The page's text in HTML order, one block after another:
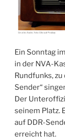
Ein Sonntag
in der NVA-
Rundfunks,
Sender“
Der
seinem Platz.
auf DDR-
erreicht hat.